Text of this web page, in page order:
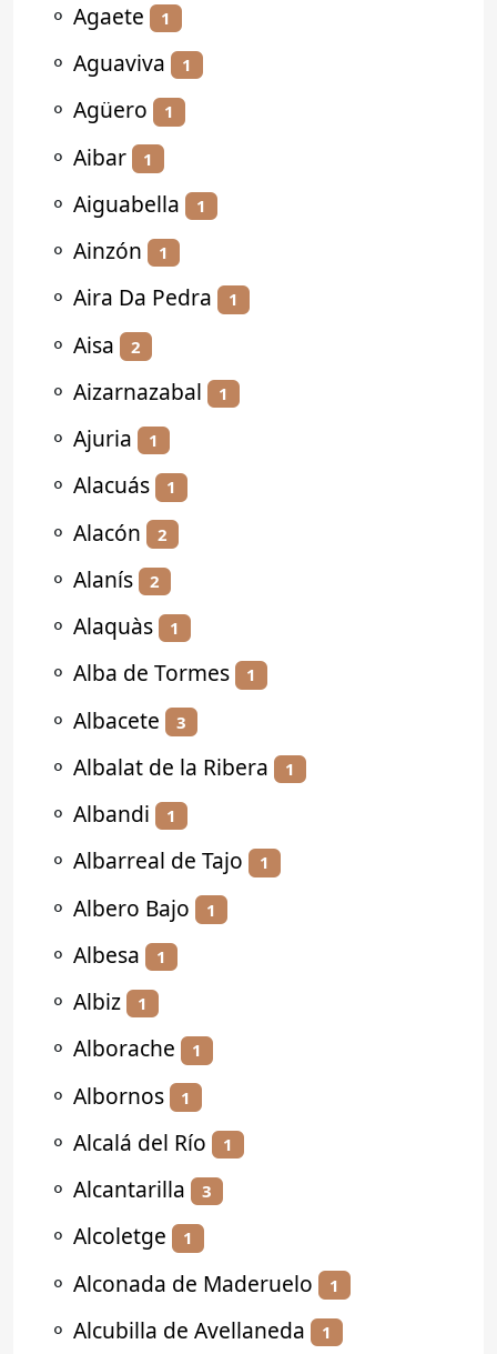
⚬ Agaete 1
⚬ Aguaviva 1
⚬ Agüero 1
⚬ Aibar 1
⚬ Aiguabella 1
⚬ Ainzón 1
⚬ Aira Da Pedra 1
⚬ Aisa 2
⚬ Aizarnazabal 1
⚬ Ajuria 1
⚬ Alacuás 1
⚬ Alacón 2
⚬ Alanís 2
⚬ Alaquàs 1
⚬ Alba de Tormes 1
⚬ Albacete 3
⚬ Albalat de la Ribera 1
⚬ Albandi 1
⚬ Albarreal de Tajo 1
⚬ Albero Bajo 1
⚬ Albesa 1
⚬ Albiz 1
⚬ Alborache 1
⚬ Albornos 1
⚬ Alcalá del Río 1
⚬ Alcantarilla 3
⚬ Alcoletge 1
⚬ Alconada de Maderuelo 1
⚬ Alcubilla de Avellaneda 1